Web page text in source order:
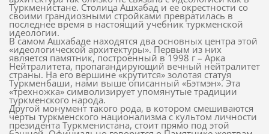
Туркменистане. Столица Ашхабад и ее окрестности со
своими грандиозными стройками превратилась в
последнее время в настоящий учебник туркменской
идеологии.
В самом Ашхабаде находятся два основных центра этой
«идеологической архитектуры». Первым из них
является памятник, построенный в 1998 г – Арка
Нейтралитета, пропагандирующий вечный нейтралитет
страны. На его вершине «крутится» золотая статуя
Туркменбаши, нами выше описанный «Бэтмэн». Эта
«трехножка» символизирует упомянутые традиции
туркменского народа.
Другой монумент такого рода, в котором смешиваются
черты туркменского национализма с культом личности
президента Туркменистана, стоит прямо под этой